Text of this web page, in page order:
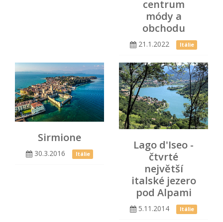
centrum
módy a
obchodu
21.1.2022 Itálie
Sirmione
30.3.2016 Itálie
Lago d'Iseo -
čtvrté
největší
italské jezero
pod Alpami
5.11.2014 Itálie